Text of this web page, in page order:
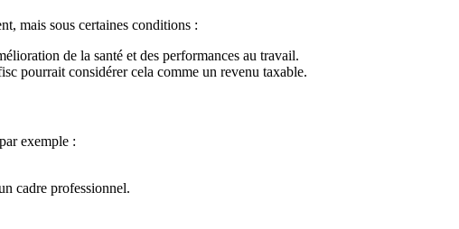
mais sous certaines conditions :
de la santé et des performances au travail.
pourrait considérer cela comme un revenu taxable.
exemple :
cadre professionnel.